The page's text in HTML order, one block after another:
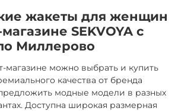
жакеты для женщин
SEKVOYA с
Миллерово
магазине можно выбрать и купить
качества от бренда
предложить модные модели в разных
Доступна широкая размерная